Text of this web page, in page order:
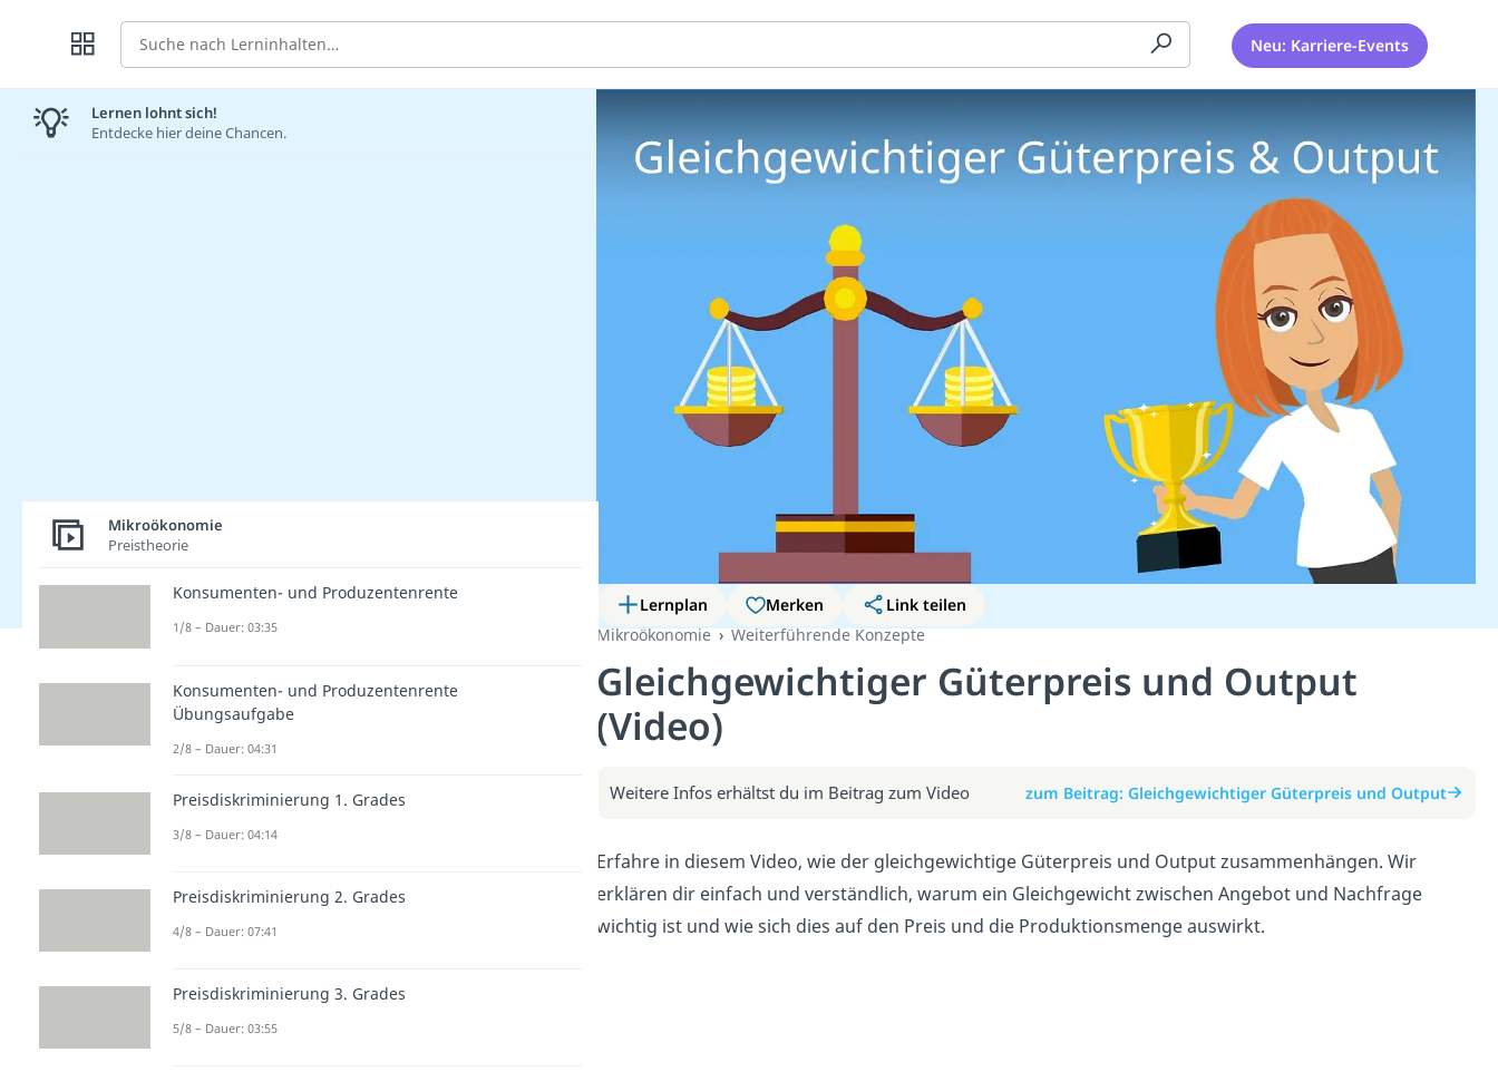
Suche Neu: Karriere-Events
Lernplan Merken
Link teilen
Mikroökonomie
Weiterführende Konzepte
Gleichgewichtiger Güterpreis und Output
(Video)
Weitere Infos erhältst du im Beitrag zum Video zum Beitrag: Gleichgewichtiger Güterpreis und Output
Erfahre in diesem Video, wie der gleichgewichtige Güterpreis und Output zusammenhängen. Wir
erklären dir einfach und verständlich, warum ein Gleichgewicht zwischen Angebot und Nachfrage
wichtig ist und wie sich dies auf den Preis und die Produktionsmenge auswirkt.
Lernen lohnt sich!
Entdecke hier deine Chancen.
Mikroökonomie
Preistheorie
Konsumenten- und Produzentenrente
1/8 – Dauer: 03:35
Konsumenten- und Produzentenrente
Übungsaufgabe
2/8 – Dauer: 04:31
Preisdiskriminierung 1. Grades
3/8 – Dauer: 04:14
Preisdiskriminierung 2. Grades
4/8 – Dauer: 07:41
Preisdiskriminierung 3. Grades
5/8 – Dauer: 03:55